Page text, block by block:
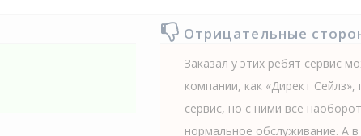
Отрицательные
Заказал у этих ребят сервис
компании, как «Директ
сервис, но с ними всё
нормальное обслуживание. А